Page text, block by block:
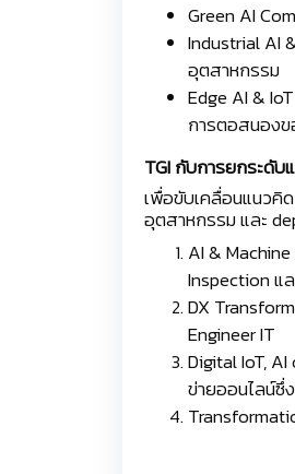
Green AI
Industrial AI
อุตสาหกรรม
Edge AI &
การตอสนองข
TGI กับการยกระดับ
เพื่อขับเคลื่อนแนวคิ
อุตสาหกรรม และ
AI &
Inspection แ
DX
Engineer IT
Digital IoT,
ข่ายออนไลน์ซึ่